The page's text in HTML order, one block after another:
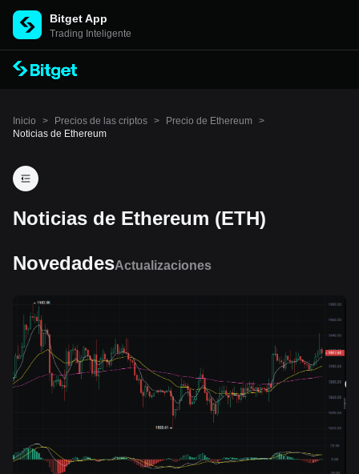
Bitget App
Trading Inteligente
Inicio > Precios de las criptos > Precio de Ethereum >
Noticias de Ethereum
Noticias de Ethereum (ETH)
NovedadesActualizaciones